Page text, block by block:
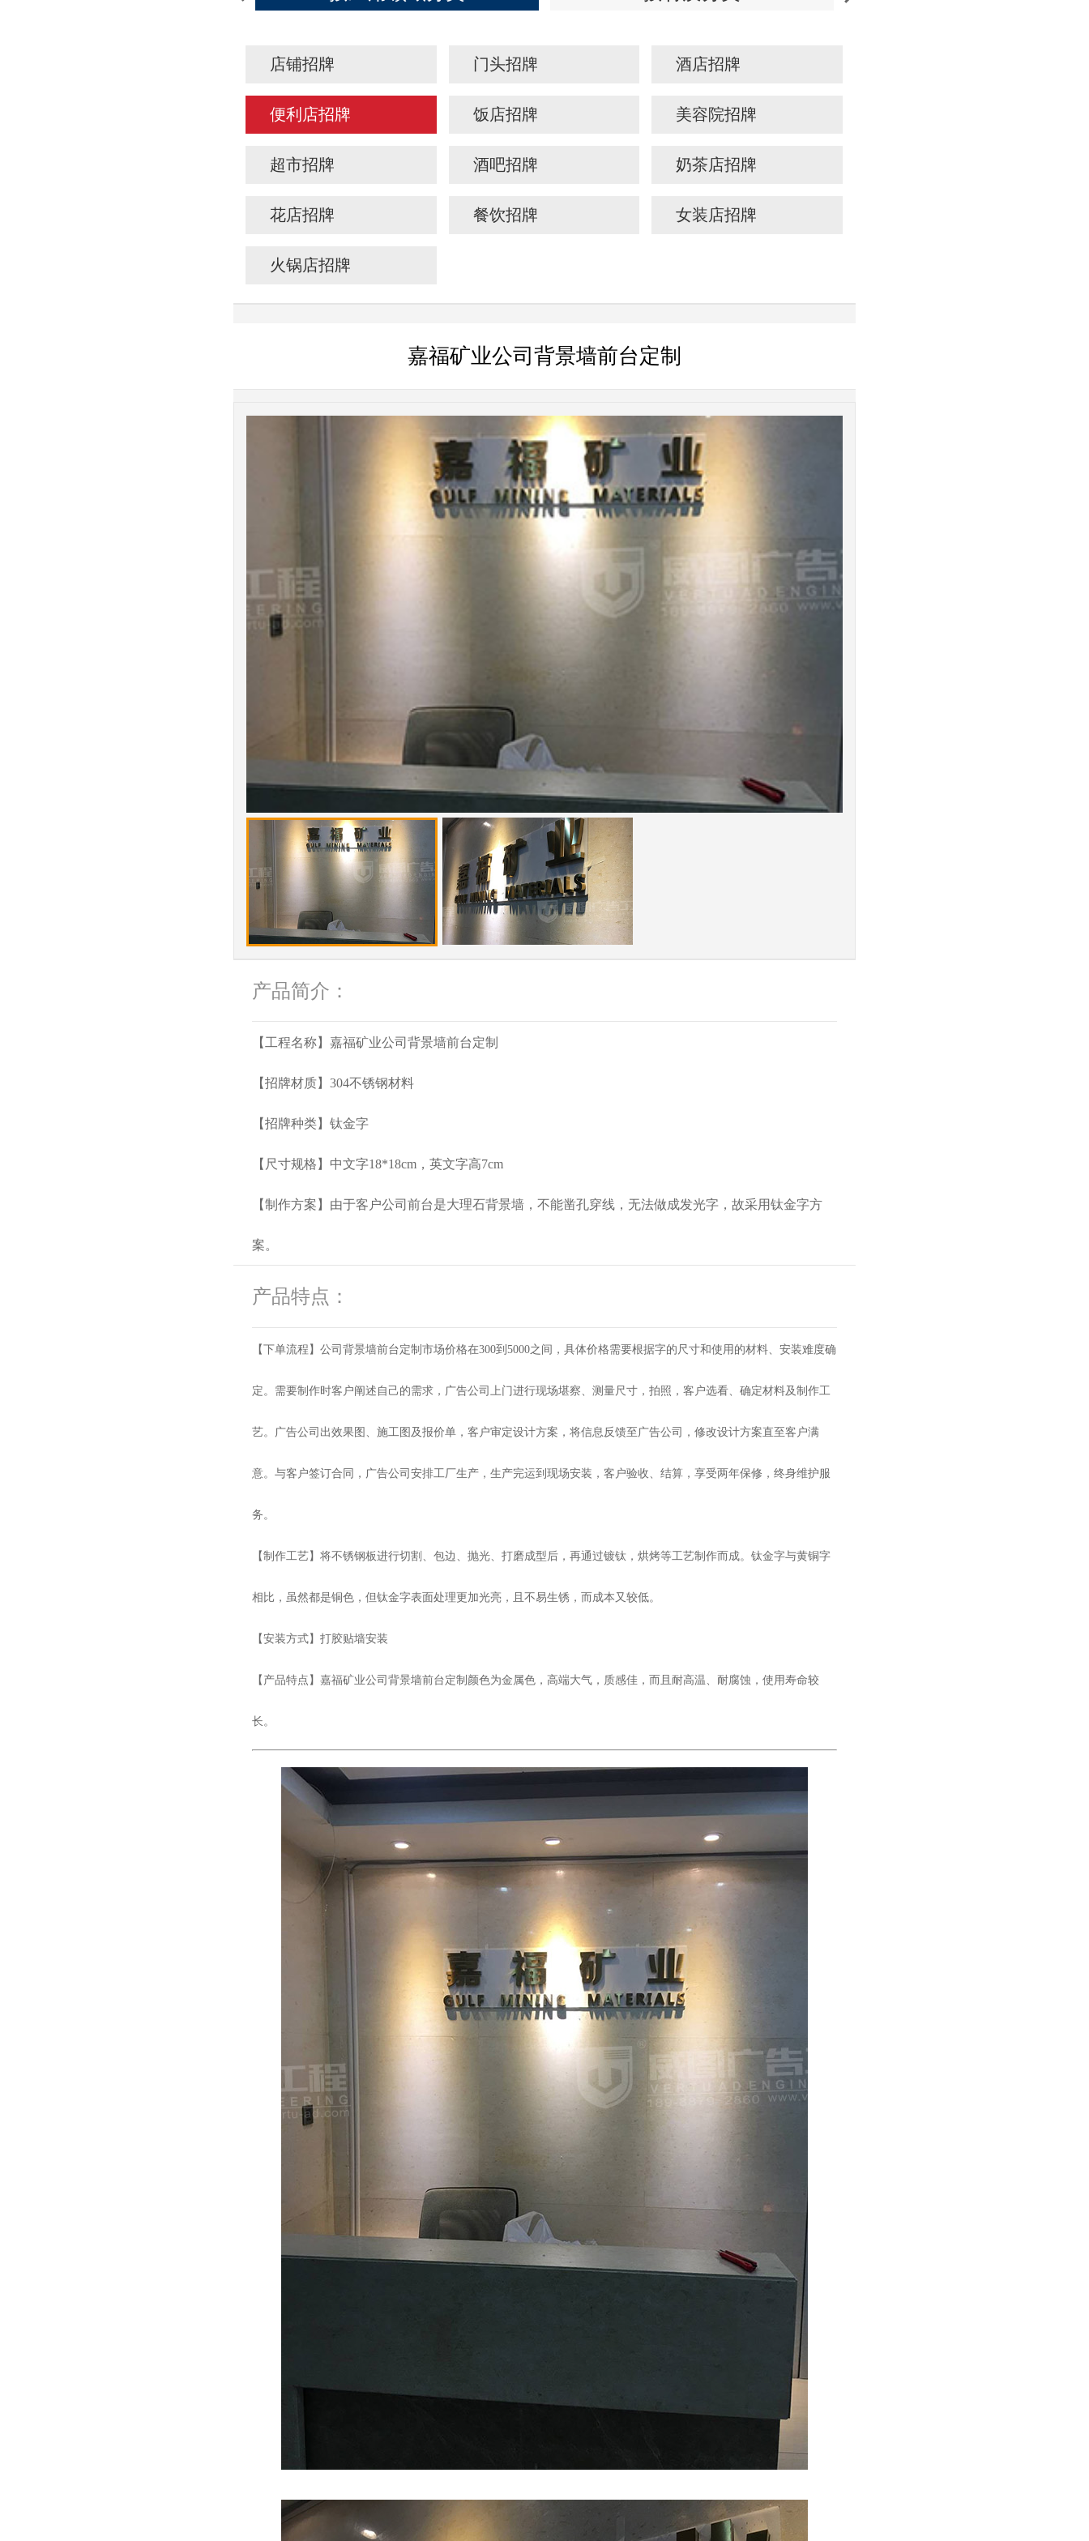
店铺招牌 门头招牌 酒店招牌
便利店招牌 饭店招牌 美容院招牌
超市招牌 酒吧招牌 奶茶店招牌
花店招牌 餐饮招牌 女装店招牌
火锅店招牌
嘉福矿业公司背景墙前台定制
产品简介：
【工程名称】嘉福矿业公司背景墙前台定制
【招牌材质】304不锈钢材料
【招牌种类】钛金字
【尺寸规格】中文字18*18cm，英文字高7cm
【制作方案】由于客户公司前台是大理石背景墙，不能凿孔穿线，无法做成发光字，故采用钛金字方
案。
产品特点：
【下单流程】公司背景墙前台定制市场价格在300到5000之间，具体价格需要根据字的尺寸和使用的材料、安装难度确
定。需要制作时客户阐述自己的需求，广告公司上门进行现场堪察、测量尺寸，拍照，客户选看、确定材料及制作工
艺。广告公司出效果图、施工图及报价单，客户审定设计方案，将信息反馈至广告公司，修改设计方案直至客户满
意。与客户签订合同，广告公司安排工厂生产，生产完运到现场安装，客户验收、结算，享受两年保修，终身维护服
务。
【制作工艺】将不锈钢板进行切割、包边、抛光、打磨成型后，再通过镀钛，烘烤等工艺制作而成。钛金字与黄铜字
相比，虽然都是铜色，但钛金字表面处理更加光亮，且不易生锈，而成本又较低。
【安装方式】打胶贴墙安装
【产品特点】嘉福矿业公司背景墙前台定制颜色为金属色，高端大气，质感佳，而且耐高温、耐腐蚀，使用寿命较
长。